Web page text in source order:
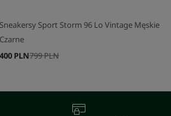
Sneakersy Sport Storm 96 Lo Vintage Męskie
Czarne
799 PLN
400 PLN